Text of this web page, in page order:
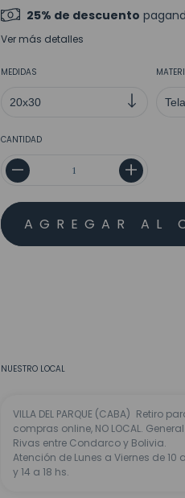
25% de descuento
Ver más detalles
MEDIDAS
CANTIDAD
NUESTRO LOCAL
VILLA DEL PARQUE (CABA) Retiro
compras online, NO LOCAL. General
Rivas entre Condarco y Bolivia.
Atención de Lunes a Viernes de 10 a
y 14 a 18 hs.